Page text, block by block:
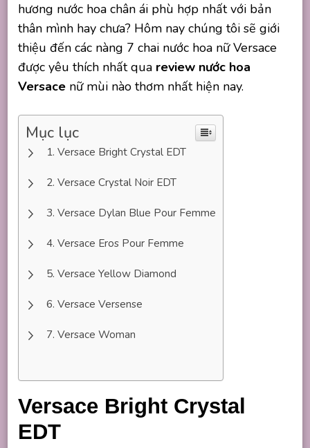
hương nước hoa chân ái phù hợp nhất với bản
thân mình hay chưa? Hôm nay chúng tôi sẽ giới
thiệu đến các nàng 7 chai nước hoa nữ Versace
được yêu thích nhất qua review nước hoa
Versace nữ mùi nào thơm nhất hiện nay.
Mục lục
Versace Bright Crystal EDT
Versace Crystal Noir EDT
Versace Dylan Blue Pour Femme
Versace Eros Pour Femme
Versace Yellow Diamond
Versace Versense
Versace Woman
Versace Bright Crystal
EDT